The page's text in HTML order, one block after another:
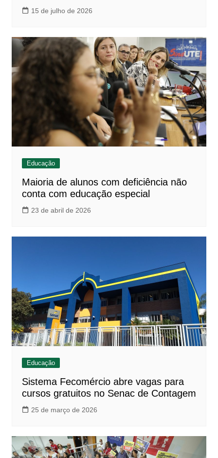
15 de julho de 2026
Educação
Maioria de alunos com deficiência não
conta com educação especial
23 de abril de 2026
Educação
Sistema Fecomércio abre vagas para
cursos gratuitos no Senac de Contagem
25 de março de 2026